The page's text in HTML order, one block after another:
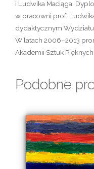
i Ludwika Maciąga.
w pracowni prof.
dydaktycznym Wydziału
W latach 2006–2013
Akademii Sztuk
Podobne